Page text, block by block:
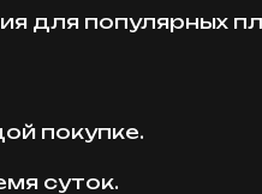
для популярных
покупке.
суток.